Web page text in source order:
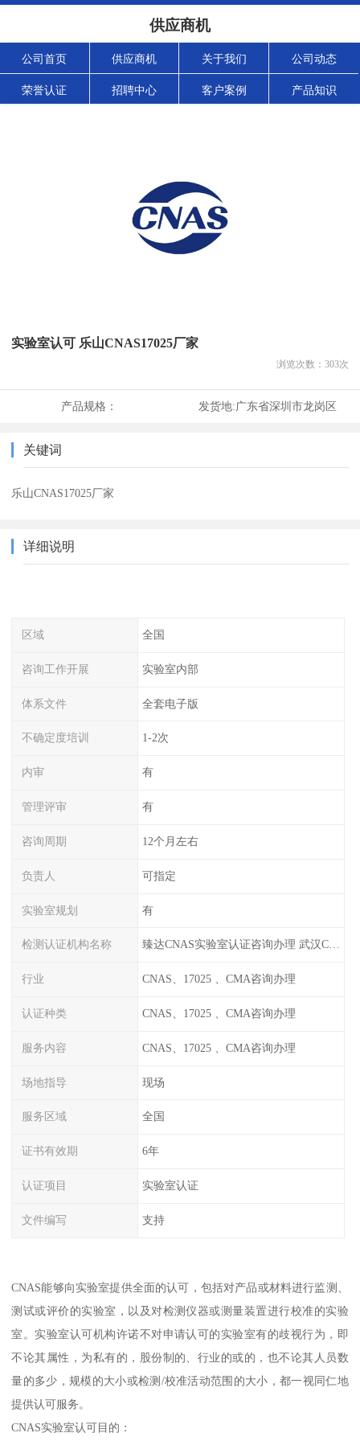
供应商机
公司首页 供应商机 关于我们 公司动态
荣誉认证 招聘中心 客户案例 产品知识
实验室认可 乐山CNAS17025厂家
浏览次数： 303次
产品规格： 发货地:广东省深圳市龙岗区
关键词
乐山CNAS17025厂家
详细说明
区域 全国
咨询工作开展 实验室内部
体系文件 全套电子版
不确定度培训 1-2次
内审 有
管理评审 有
咨询周期 12个月左右
负责人 可指定
实验室规划 有
检测认证机构名称 臻达CNAS实验室认证咨询办理 武汉CNAS实验室认可办理
行业 CNAS、17025 、CMA咨询办理
认证种类 CNAS、17025 、CMA咨询办理
服务内容 CNAS、17025 、CMA咨询办理
场地指导 现场
服务区域 全国
证书有效期 6年
认证项目 实验室认证
文件编写 支持
CNAS能够向实验室提供全面的认可，包括对产品或材料进行监测、
测试或评价的实验室，以及对检测仪器或测量装置进行校准的实验
室。实验室认可机构许诺不对申请认可的实验室有的歧视行为，即
不论其属性，为私有的，股份制的、行业的或的，也不论其人员数
量的多少，规模的大小或检测/校准活动范围的大小，都一视同仁地
提供认可服务。
CNAS实验室认可目的：